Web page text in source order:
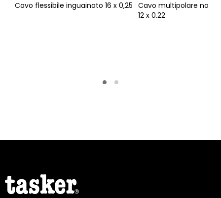
Cavo flessibile inguainato 16 x 0,25 Cavo multipolare non
12 x 0.22